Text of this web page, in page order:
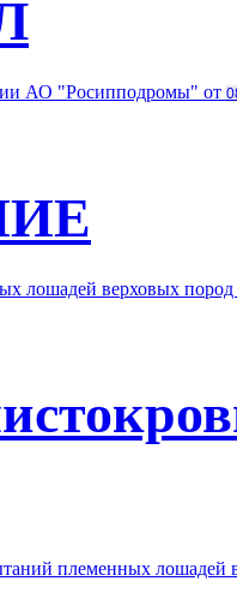
АО "Росипподромы" от
лошадей верховых
племенных лошадей